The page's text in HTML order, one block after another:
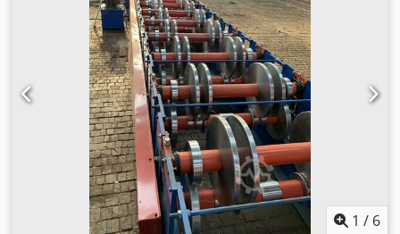
nástroje, rám typ 2: 210 mm, rozteč os typ 2: 260 mm,
nastavovací rozsah typ 2: 80 mm – 130 mm, řídicí systém:
Siemens SIMATIC HMI. Převodovka je generálně
repasovaná. Prohlídka je možná po dohodě. Dksdpfx
Acszta Edszor
1 / 6